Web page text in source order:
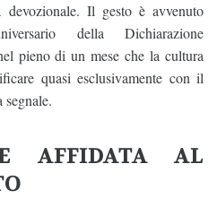
Il gesto è avvenuto
della Dichiarazione
pieno di un mese che la cultura
quasi esclusivamente con il
AFFIDATA AL